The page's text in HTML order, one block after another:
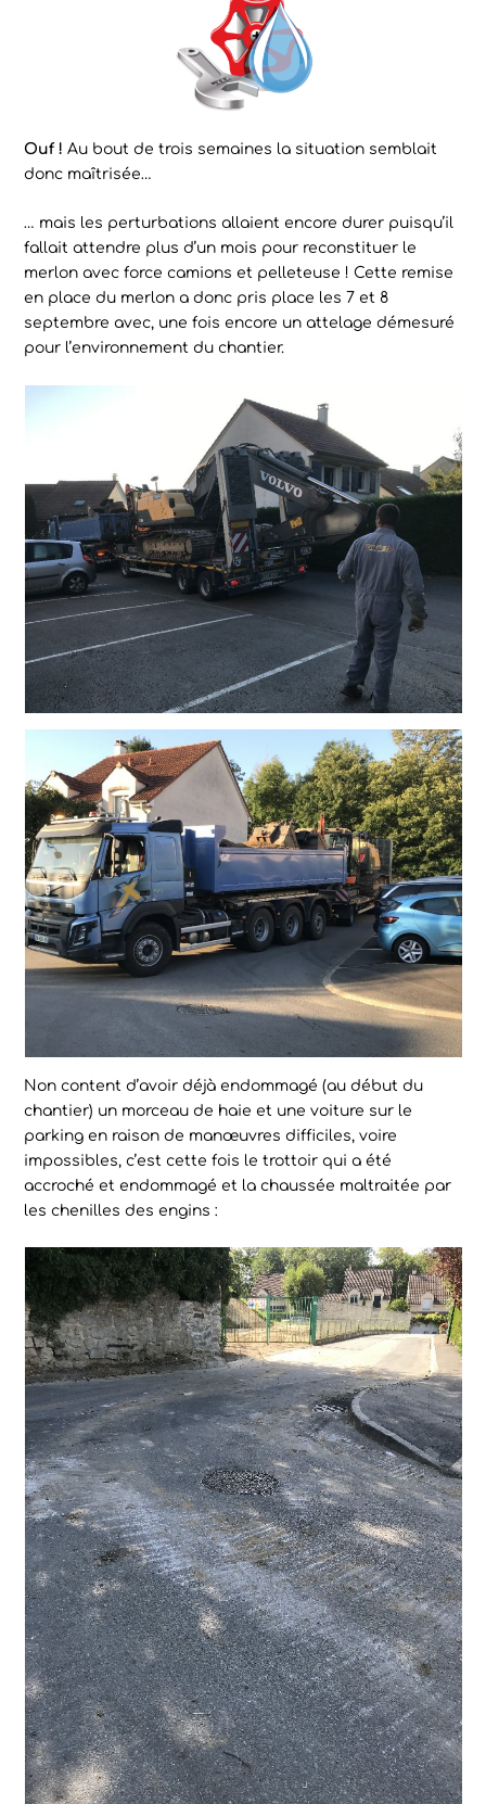
Ouf !Au bout de trois semaines la situation semblait
donc maîtrisée…
… mais les perturbations allaient encore durer puisqu’il
fallait attendre plus d’un mois pour reconstituer le
merlon avec force camions et pelleteuse ! Cette remise
en place du merlon a donc pris place les 7 et 8
septembre avec, une fois encore un attelage démesuré
pour l’environnement du chantier.
Non content d’avoir déjà endommagé (au début du
chantier) un morceau de haie et une voiture sur le
parking en raison de manœuvres difficiles, voire
impossibles, c’est cette fois le trottoir qui a été
accroché et endommagé et la chaussée maltraitée par
les chenilles des engins :